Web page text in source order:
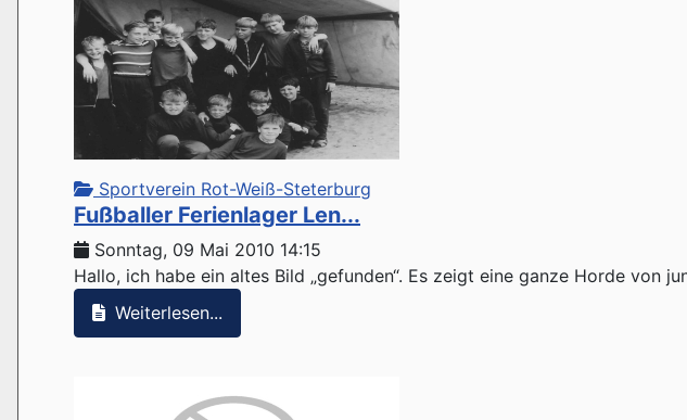
Sportverein Rot-Weiß-Steterburg
Fußballer Ferienlager Len...
Sonntag, 09 Mai 2010 14:15
Hallo, ich habe ein altes Bild „gefunden“. Es zeigt eine ganze Horde von
Weiterlesen...